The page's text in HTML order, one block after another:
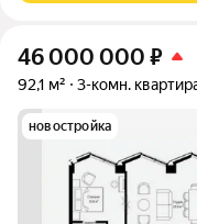
46 000 000 ₽
92,1 м² 3-комн.
новостройка